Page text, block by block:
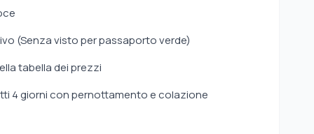
(Senza visto per passaporto verde)
tabella dei prezzi
4 giorni con pernottamento e colazione